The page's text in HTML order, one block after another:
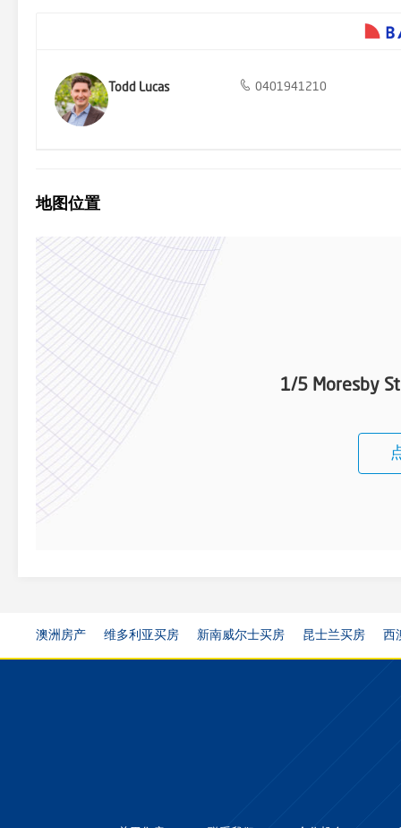
Todd Lucas 0401941210
地图位置
1/5 Moresby
澳洲房产 维多利亚买房 新南威尔士买房 昆士兰买房 西